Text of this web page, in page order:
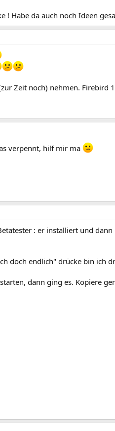
! Habe da auch noch Ideen
Zeit noch) nehmen.
verpennt, hilf mir ma
: er installiert und dann
doch endlich" drücke bin ich
dann ging es. Kopiere